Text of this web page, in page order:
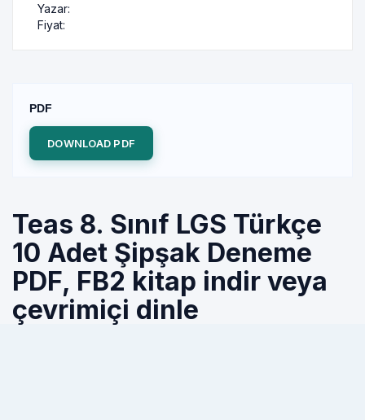
Yazar:
Fiyat:
PDF
DOWNLOAD PDF
Teas 8. Sınıf LGS Türkçe
10 Adet Şipşak Deneme
PDF, FB2 kitap indir veya
çevrimiçi dinle